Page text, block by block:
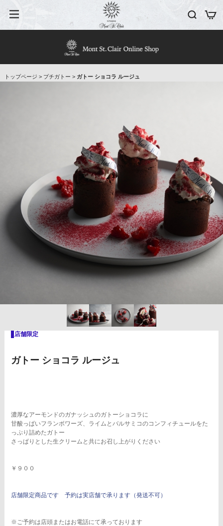
トップページ > プチガトー > ガトー ショコラ ルージュ
ガトー ショコラ ルージュ
濃厚なアーモンドのガナッシュのガトーショコラに
甘酸っぱいフランボワーズ、ライムとバルサミコのコンフィチュールをた
っぷり詰めたガトー
さっぱりとした生クリームと共にお召し上がりください
￥９００
店舗限定商品です 予約は実店舗で承ります（発送不可）
※ご予約は店頭またはお電話にて承っております